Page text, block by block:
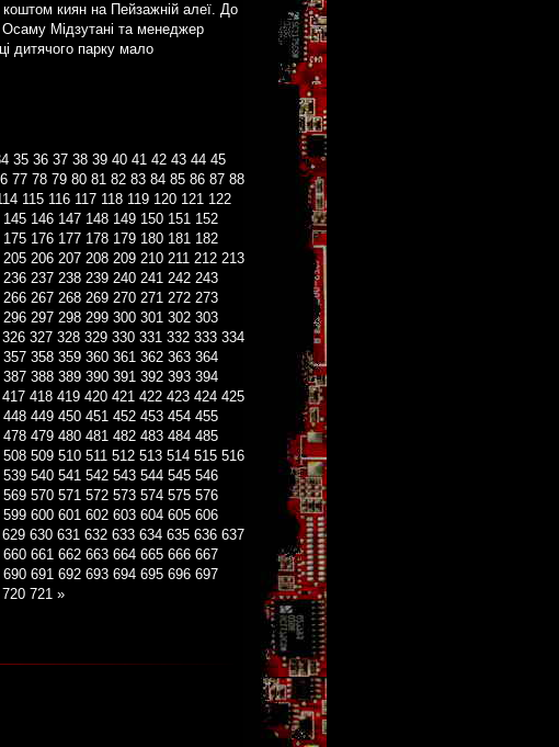
киян на Пейзажній алеї. До
Осаму Мідзутані та менеджер
дитячого парку мало
35 36 37 38 39 40 41 42 43 44 45
77 78 79 80 81 82 83 84 85 86 87 88
115 116 117 118 119 120 121 122
145 146 147 148 149 150 151 152
175 176 177 178 179 180 181 182
205 206 207 208 209 210 211 212 213
236 237 238 239 240 241 242 243
266 267 268 269 270 271 272 273
296 297 298 299 300 301 302 303
326 327 328 329 330 331 332 333 334
357 358 359 360 361 362 363 364
387 388 389 390 391 392 393 394
417 418 419 420 421 422 423 424 425
448 449 450 451 452 453 454 455
478 479 480 481 482 483 484 485
508 509 510 511 512 513 514 515 516
539 540 541 542 543 544 545 546
569 570 571 572 573 574 575 576
599 600 601 602 603 604 605 606
629 630 631 632 633 634 635 636 637
660 661 662 663 664 665 666 667
690 691 692 693 694 695 696 697
720 721 »